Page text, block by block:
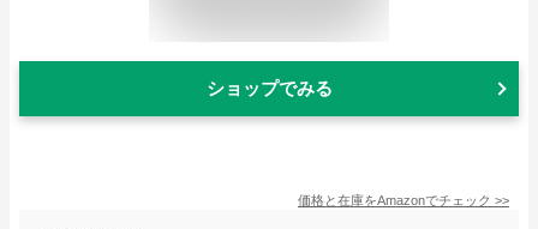
ショップでみる
価格と在庫をAmazonでチェック >>